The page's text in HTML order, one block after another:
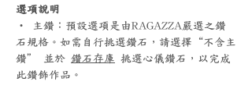
選項說明
‧ 主鑽：預設選項是由RAGAZZA嚴選之鑽
石規格。如需自行挑選鑽石，請選擇“不含主
鑽” 並於 鑽石存庫 挑選心儀鑽石，以完成
此鑽飾作品。